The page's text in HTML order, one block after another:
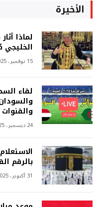
الأخيرة
لماذا
الخليجي
15 نوفمبر، 2025
لقاء
والقنوات
24 ديسمبر، 2025
بالرقم
31 أكتوبر، 2025